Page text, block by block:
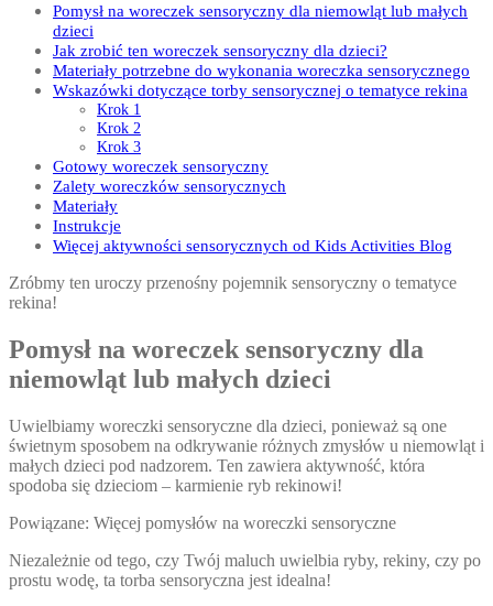
Pomysł na woreczek sensoryczny dla niemowląt lub małych
dzieci
Jak zrobić ten woreczek sensoryczny dla dzieci?
Materiały potrzebne do wykonania woreczka sensorycznego
Wskazówki dotyczące torby sensorycznej o tematyce rekina
Krok 1
Krok 2
Krok 3
Gotowy woreczek sensoryczny
Zalety woreczków sensorycznych
Materiały
Instrukcje
Więcej aktywności sensorycznych od Kids Activities Blog
Zróbmy ten uroczy przenośny pojemnik sensoryczny o tematyce
rekina!
Pomysł na woreczek sensoryczny dla
niemowląt lub małych dzieci
Uwielbiamy woreczki sensoryczne dla dzieci, ponieważ są one
świetnym sposobem na odkrywanie różnych zmysłów u niemowląt i
małych dzieci pod nadzorem. Ten zawiera aktywność, która
spodoba się dzieciom – karmienie ryb rekinowi!
Powiązane: Więcej pomysłów na woreczki sensoryczne
Niezależnie od tego, czy Twój maluch uwielbia ryby, rekiny, czy po
prostu wodę, ta torba sensoryczna jest idealna!